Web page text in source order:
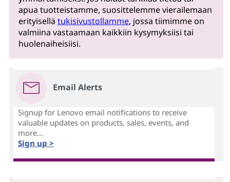
apua tuotteistamme, suosittelemme vierailemaan
erityisellä tukisivustollamme, jossa tiimimme on
valmiina vastaamaan kaikkiin kysymyksiisi tai
huolenaiheisiisi.
Email Alerts
Signup for Lenovo email notifications to receive
valuable updates on products, sales, events, and
more...
Sign up >